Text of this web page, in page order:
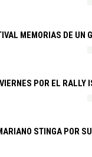
MEMORIAS DE UN
POR EL RALLY
STINGA POR